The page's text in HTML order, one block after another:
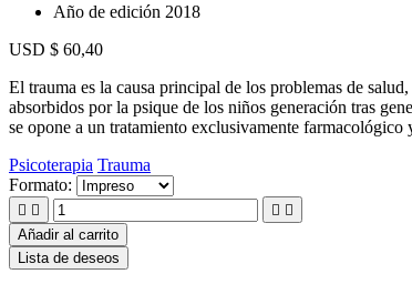
Año de edición 2018
USD $ 60,40
El trauma es la causa principal de los problemas de
absorbidos por la psique de los niños generación tras
se opone a un tratamiento exclusivamente farmacológico
Psicoterapia Trauma
Formato:
   
Añadir al carrito
Lista de deseos